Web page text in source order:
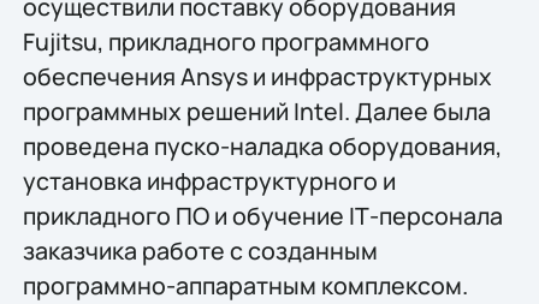
осуществили поставку оборудования
Fujitsu, прикладного программного
обеспечения Ansys и инфраструктурных
программных решений Intel. Далее была
проведена пуско-наладка оборудования,
установка инфраструктурного и
прикладного ПО и обучение IТ-персонала
заказчика работе с созданным
программно-аппаратным комплексом.